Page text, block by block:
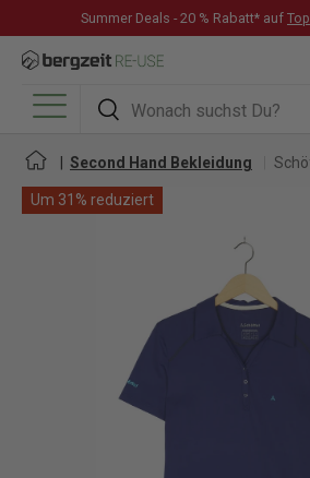
DIREKT ZUM INHALT
Summer Deals - 20 % Rabatt* auf
Suchen
Suchen
Menü
Second Hand Bekleidung
Um 31% reduziert